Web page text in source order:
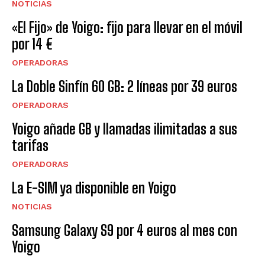
NOTICIAS
«El Fijo» de Yoigo: fijo para llevar en el móvil
por 14 €
OPERADORAS
La Doble Sinfín 60 GB: 2 líneas por 39 euros
OPERADORAS
Yoigo añade GB y llamadas ilimitadas a sus
tarifas
OPERADORAS
La E-SIM ya disponible en Yoigo
NOTICIAS
Samsung Galaxy S9 por 4 euros al mes con
Yoigo